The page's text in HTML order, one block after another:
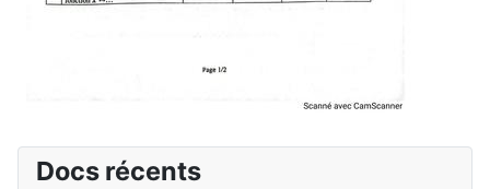
Docs récents